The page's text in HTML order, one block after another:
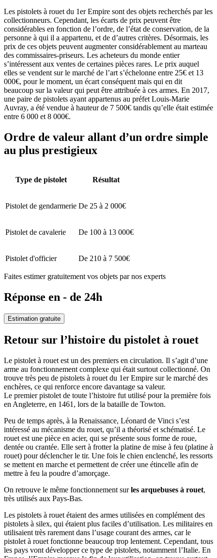
Les pistolets à rouet du 1er Empire sont des objets recherchés par les
collectionneurs. Cependant, les écarts de prix peuvent être
considérables en fonction de l’ordre, de l’état de conservation, de la
personne à qui il a appartenu, et de d’autres critères. Désormais, les
prix de ces objets peuvent augmenter considérablement au marteau
des commissaires-priseurs. Les acheteurs du monde entier
s’intéressent aux ventes de certaines pièces rares. Le prix auquel
elles se vendent sur le marché de l’art s’échelonne entre 25€ et 13
000€, pour le moment, un écart conséquent mais qui en dit
beaucoup sur la valeur qui peut être attribuée à ces armes. En 2017,
une paire de pistolets ayant appartenus au préfet Louis-Marie
Auvray, a été vendue à hauteur de 7 500€ tandis qu’elle était estimée
entre 6 000 et 8 000€.
Ordre de valeur allant d’un ordre simple
au plus prestigieux
Type de pistolet Résultat
Pistolet de gendarmerie De 25 à 2 000€
Pistolet de cavalerie De 100 à 13 000€
Pistolet d'officier De 210 à 7 500€
Faites estimer gratuitement vos objets par nos experts
Réponse en - de 24h
Estimation gratuite
Retour sur l’histoire du pistolet à rouet
Le pistolet à rouet est un des premiers en circulation. Il s’agit d’une
arme au fonctionnement complexe qui était surtout collectionné. On
trouve très peu de pistolets à rouet du 1er Empire sur le marché des
enchères, ce qui renforce encore davantage sa valeur.
Le premier pistolet de toute l’histoire fut utilisé pour la première fois
en Angleterre, en 1461, lors de la bataille de Towton.
Peu de temps après, à la Renaissance, Léonard de Vinci s’est
intéressé au mécanisme du rouet, qu’il a théorisé et schématisé. Le
rouet est une pièce en acier, qui se présente sous forme de roue,
dentée ou crantée. Elle sert à frotter la platine de mise à feu (platine à
rouet) pour déclencher le tir. Une fois le chien enclenché, les ressorts
se mettent en marche et permettent de créer une étincelle afin de
mettre à feu la poudre d’amorçage.
On retrouve le même fonctionnement surles arquebuses à rouet,
très utilisés aux Pays-Bas.
Les pistolets à rouet étaient des armes utilisées en complément des
pistolets à silex, qui étaient plus faciles d’utilisation. Les militaires en
utilisaient très rarement dans l’usage courant des armes, car le
pistolet à rouet fonctionne beaucoup trop lentement. Cependant, tous
les pays vont développer ce type de pistolets, notamment l’Italie. En